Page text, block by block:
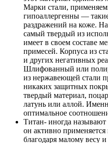
Марки стали,
гипоаллергенны —
раздражений на коже.
самый твердый из
имеет в своем составе
примесей. Корпуса из
и других негативных
Шлифованный или
из нержавеющей стали
никаких защитных
твердый материал,
латунь или аллой.
оптимальное
Титан- иногда
он активно
благодаря малому весу